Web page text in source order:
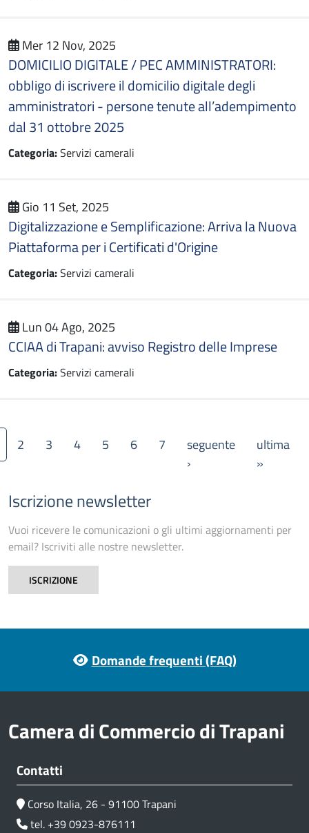
Mer 12 Nov, 2025
DOMICILIO DIGITALE / PEC AMMINISTRATORI:
obbligo di iscrivere il domicilio digitale degli
amministratori - persone tenute all’adempimento
dal 31 ottobre 2025
Categoria:Servizi camerali
Gio 11 Set, 2025
Digitalizzazione e Semplificazione: Arriva la Nuova
Piattaforma per i Certificati d'Origine
Categoria:Servizi camerali
Lun 04 Ago, 2025
CCIAA di Trapani: avviso Registro delle Imprese
Categoria:Servizi camerali
2 3 4 5 6 7
seguente
›Pagina successiva
ultima
»
Iscrizione newsletter
Vuoi ricevere le comunicazioni o gli ultimi aggiornamenti per
email? Iscriviti alle nostre newsletter.
ISCRIZIONE
Domande frequenti (FAQ)
Camera di Commercio di Trapani
Contatti
Corso Italia, 26 - 91100 Trapani
tel. +39 0923-876111